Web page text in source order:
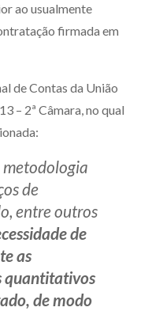
4698
8666
6616
ao usualmente
firmada em
de Contas da União
– 2ª Câmara, no qual
metodologia
de
entre outros
de
as
quantitativos
de modo